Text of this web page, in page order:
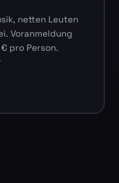
netten Leuten
Voranmeldung
pro Person.